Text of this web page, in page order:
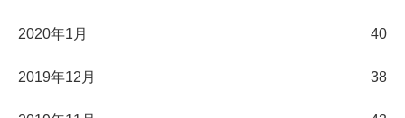
2020年1月 40
2019年12月 38